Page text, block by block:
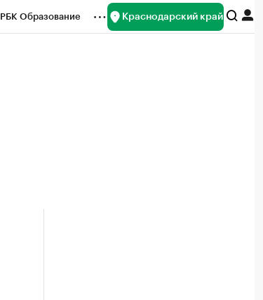
РБК Образование Краснодарский край